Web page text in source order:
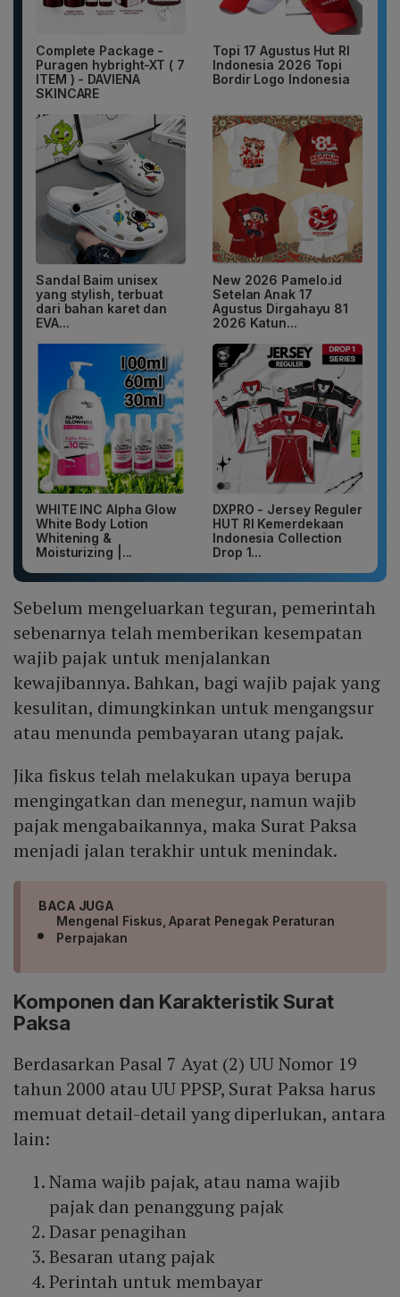
Complete Package -
Puragen hybright-XT ( 7
ITEM ) - DAVIENA
SKINCARE
Topi 17 Agustus Hut RI
Indonesia 2026 Topi
Bordir Logo Indonesia
Sandal Baim unisex
yang stylish, terbuat
dari bahan karet dan
EVA...
New 2026 Pamelo.id
Setelan Anak 17
Agustus Dirgahayu 81
2026 Katun...
WHITE INC Alpha Glow
White Body Lotion
Whitening &
Moisturizing |...
DXPRO - Jersey Reguler
HUT RI Kemerdekaan
Indonesia Collection
Drop 1...
Sebelum mengeluarkan teguran, pemerintah
sebenarnya telah memberikan kesempatan
wajib pajak untuk menjalankan
kewajibannya. Bahkan, bagi wajib pajak yang
kesulitan, dimungkinkan untuk mengangsur
atau menunda pembayaran utang pajak.
Jika fiskus telah melakukan upaya berupa
mengingatkan dan menegur, namun wajib
pajak mengabaikannya, maka Surat Paksa
menjadi jalan terakhir untuk menindak.
BACA JUGA
Mengenal Fiskus, Aparat Penegak Peraturan
Perpajakan
Komponen dan Karakteristik Surat
Paksa
Berdasarkan Pasal 7 Ayat (2) UU Nomor 19
tahun 2000 atau UU PPSP, Surat Paksa harus
memuat detail-detail yang diperlukan, antara
lain:
Nama wajib pajak, atau nama wajib
pajak dan penanggung pajak
Dasar penagihan
Besaran utang pajak
Perintah untuk membayar